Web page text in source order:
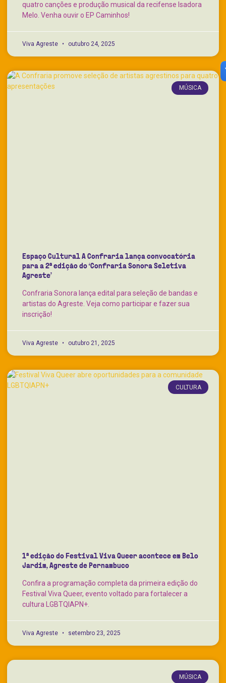
quatro canções e produção musical da recifense Isadora
Melo. Venha ouvir o EP Caminhos!
Viva Agreste outubro 24, 2025
MÚSICA
Espaço Cultural A Confraria lança convocatória
para a 2ª edição do ‘Confraria Sonora Seletiva
Agreste’
Confraria Sonora lança edital para seleção de bandas e
artistas do Agreste. Veja como participar e fazer sua
inscrição!
Viva Agreste outubro 21, 2025
CULTURA
1ª edição do Festival Viva Queer acontece em Belo
Jardim, Agreste de Pernambuco
Confira a programação completa da primeira edição do
Festival Viva Queer, evento voltado para fortalecer a
cultura LGBTQIAPN+.
Viva Agreste setembro 23, 2025
MÚSICA